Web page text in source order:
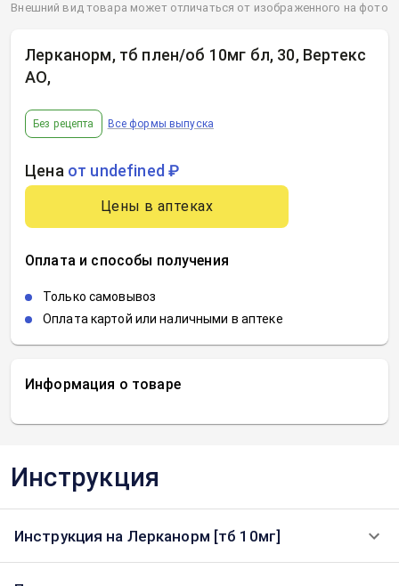
Информация о товаре
Лерканорм, тб плен/об 10мг бл, 30, Вертекс
АО,
Без рецепта Все формы выпуска
Цена от undefined ₽
Цены в аптеках
Оплата и способы получения
Только самовывоз
Оплата картой или наличными в аптеке
Внешний вид товара может отличаться от изображенного на фото
Инструкция
Инструкция на Лерканорм [тб 10мг]